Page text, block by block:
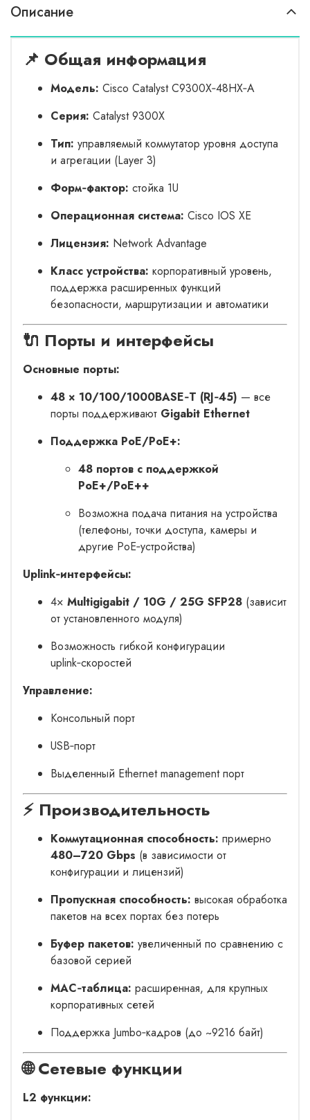
Описание
📌 Общая информация
Модель: Cisco Catalyst C9300X‑48HX‑A
Серия: Catalyst 9300X
Тип: управляемый коммутатор уровня доступа
и агрегации (Layer 3)
Форм‑фактор: стойка 1U
Операционная система: Cisco IOS XE
Лицензия: Network Advantage
Класс устройства: корпоративный уровень,
поддержка расширенных функций
безопасности, маршрутизации и автоматики
🔌 Порты и интерфейсы
Основные порты:
48 × 10/100/1000BASE‑T (RJ‑45) — все
порты поддерживают Gigabit Ethernet
Поддержка PoE/PoE+:
48 портов с поддержкой
PoE+/PoE++
Возможна подача питания на устройства
(телефоны, точки доступа, камеры и
другие PoE‑устройства)
Uplink‑интерфейсы:
4× Multigigabit / 10G / 25G SFP28 (зависит
от установленного модуля)
Возможность гибкой конфигурации
uplink‑скоростей
Управление:
Консольный порт
USB‑порт
Выделенный Ethernet management порт
⚡ Производительность
Коммутационная способность: примерно
480–720 Gbps (в зависимости от
конфигурации и лицензий)
Пропускная способность: высокая обработка
пакетов на всех портах без потерь
Буфер пакетов: увеличенный по сравнению с
базовой серией
MAC‑таблица: расширенная, для крупных
корпоративных сетей
Поддержка Jumbo‑кадров (до ~9216 байт)
🌐 Сетевые функции
L2 функции: